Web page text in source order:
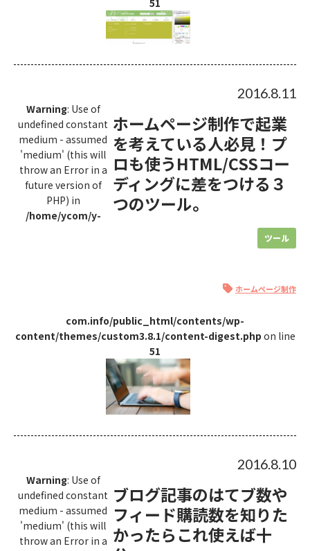
51
2016.8.11
ホームページ制作で起業
を考えている人必見！プ
ロも使うHTML/CSSコー
ディングに差をつける３
つのツール。
ツール
ホームページ制作
Warning: Use of
undefined constant
medium - assumed
'medium' (this will
throw an Error in a
future version of
PHP) in
/home/ycom/y-
com.info/public_html/contents/wp-
content/themes/custom3.8.1/content-digest.php on line
51
2016.8.10
ブログ記事のはてブ数や
フィード購読数を知りた
かったらこれ使えば十
Warning: Use of
undefined constant
medium - assumed
'medium' (this will
throw an Error in a